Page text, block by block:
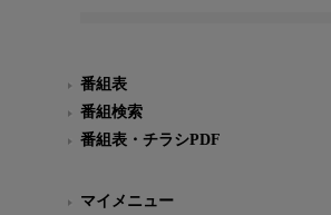
番組表
番組検索
番組表・チラシPDF
マイメニュー